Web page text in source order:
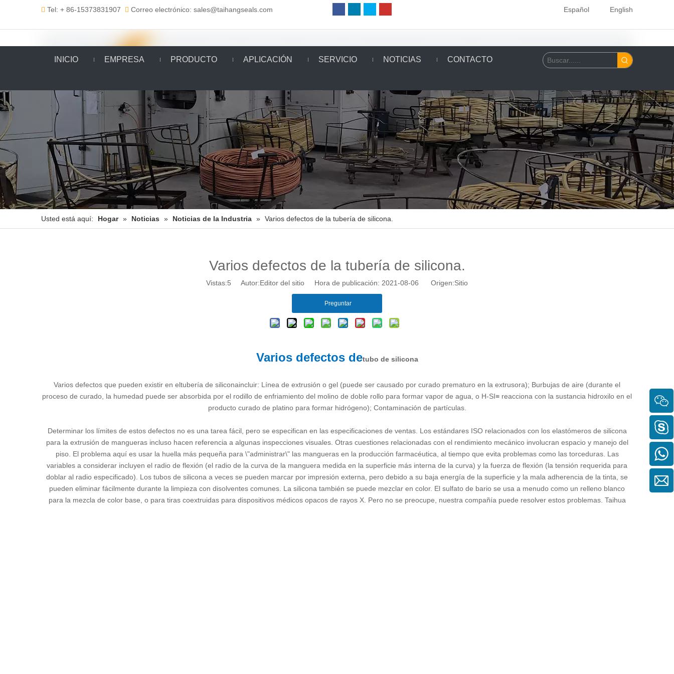
 Tel: + 86-15373831907  Correo electrónico: sales@taihangseals.com Español English
INICIO EMPRESA PRODUCTO APLICACIÓN SERVICIO NOTICIAS CONTACTO
Usted está aquí: Hogar » Noticias » Noticias de la Industria » Varios defectos de la tubería de silicona.
Varios defectos de la tubería de silicona.
Vistas:5 Autor:Editor del sitio Hora de publicación: 2021-08-06 Origen:Sitio
Preguntar
Varios defectos detubo de silicona
Varios defectos que pueden existir en eltubería de siliconaincluir: Línea de extrusión o gel (puede ser causado por curado prematuro en la extrusora); Burbujas de aire (durante el
proceso de curado, la humedad puede ser absorbida por el rodillo de enfriamiento del molino de doble rollo para formar vapor de agua, o H-SI≡ reacciona con la sustancia hidroxilo en el
producto curado de platino para formar hidrógeno); Contaminación de partículas.
Determinar los límites de estos defectos no es una tarea fácil, pero se especifican en las especificaciones de ventas. Los estándares ISO relacionados con los elastómeros de silicona
para la extrusión de mangueras incluso hacen referencia a algunas inspecciones visuales. Otras cuestiones relacionadas con el rendimiento mecánico involucran espacio y manejo del
piso. El problema aquí es usar la huella más pequeña para \"administrar\" las mangueras en la producción farmacéutica, al tiempo que evita problemas como las torceduras. Las
variables a considerar incluyen el radio de flexión (el radio de la curva de la manguera medida en la superficie más interna de la curva) y la fuerza de flexión (la tensión requerida para
doblar al radio especificado). Los tubos de silicona a veces se pueden marcar por impresión externa, pero debido a su baja energía de la superficie y la mala adherencia de la tinta, se
pueden eliminar fácilmente durante la limpieza con disolventes comunes. La silicona también se puede mezclar en color. El sulfato de bario se usa a menudo como un relleno blanco
para la mezcla de color base, o para tiras coextruidas para dispositivos médicos opacos de rayos X. Pero no se preocupe, nuestra compañía puede resolver estos problemas. Taihua